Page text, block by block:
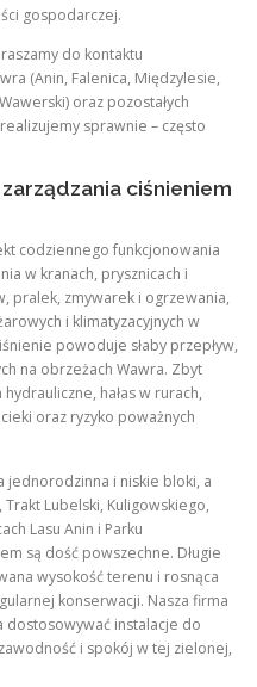
gospodarczej.
do kontaktu
(Anin, Falenica, Międzylesie,
oraz pozostałych
sprawnie – często
ciśnieniem
codziennego funkcjonowania
w kranach, prysznicach i
pralek, zmywarek i ogrzewania,
i klimatyzacyjnych w
powoduje słaby przepływ,
na obrzeżach Wawra. Zbyt
hałas w rurach,
oraz ryzyko poważnych
jednorodzinna i niskie bloki, a
Lubelski, Kuligowskiego,
Lasu Anin i Parku
są dość powszechne. Długie
wysokość terenu i rosnąca
konserwacji. Nasza firma
dostosowywać instalacje do
i spokój w tej zielonej,